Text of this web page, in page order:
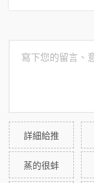
詳細給推
蒸的很蚌